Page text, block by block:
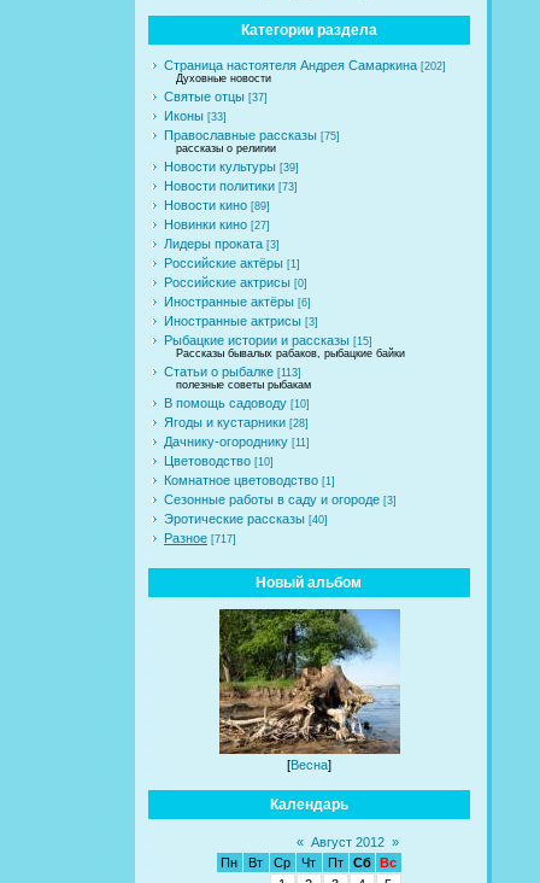
Категории раздела
Страница настоятеля Андрея Самаркина [202]
Духовные новости
Святые отцы [37]
Иконы [33]
Православные рассказы [75]
рассказы о религии
Новости культуры [39]
Новости политики [73]
Новости кино [89]
Новинки кино [27]
Лидеры проката [3]
Российские актёры [1]
Российские актрисы [0]
Иностранные актёры [6]
Иностранные актрисы [3]
Рыбацкие истории и рассказы [15]
Рассказы бывалых рабаков, рыбацкие байки
Статьи о рыбалке [113]
полезные советы рыбакам
В помощь садоводу [10]
Ягоды и кустарники [28]
Дачнику-огороднику [11]
Цветоводство [10]
Комнатное цветоводство [1]
Сезонные работы в саду и огороде [3]
Эротические рассказы [40]
Разное [717]
Новый альбом
[Весна]
Календарь
« Август 2012 »
Пн
Вт Ср Чт Пт Сб
Вс